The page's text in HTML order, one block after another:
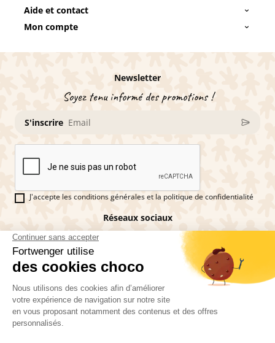
Aide et contact
Mon compte
Newsletter
Soyez tenu informé des promotions !
S'inscrire
J'accepte les conditions générales et la politique de confidentialité
Réseaux sociaux
Vous êtes fan de pains d'épices ?
Fortwenger ©2026
Conditions générales de ventesMentions légales